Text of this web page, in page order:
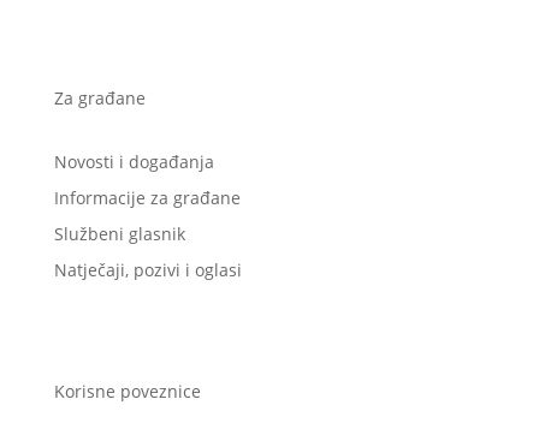
Za građane
Novosti i događanja
Informacije za građane
Službeni glasnik
Natječaji, pozivi i oglasi
Korisne poveznice